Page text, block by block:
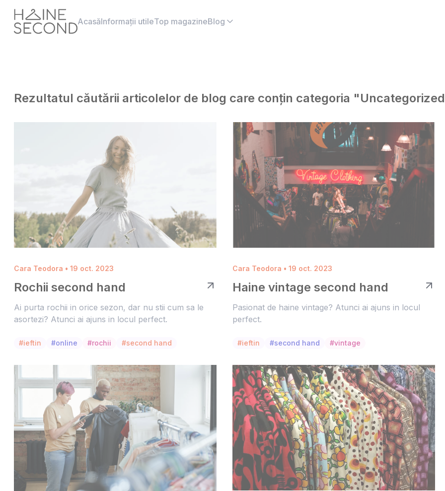
AcasăInformații utileTop magazineBlog
Rezultatul căutării articolelor de blog care conțin categoria
Cara Teodora • 19 oct. 2023
Rochii second hand
Ai purta rochii in orice sezon, dar nu stii cum sa le
asortezi? Atunci ai ajuns in locul perfect.
#ieftin #online #rochii #second hand
Cara Teodora • 19 oct. 2023
Haine vintage second hand
Pasionat de haine vintage? Atunci ai ajuns in locul
perfect.
#ieftin #second hand #vintage